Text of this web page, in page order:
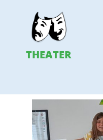
THEATER